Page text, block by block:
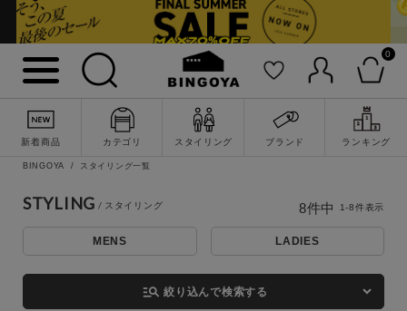
0
新着商品 カテゴリ スタイリング ブランド ランキング
BINGOYA スタイリング一覧
STYLING
MENS LADIES
manage_search 絞り込んで検索する
8件中 1-8件表示